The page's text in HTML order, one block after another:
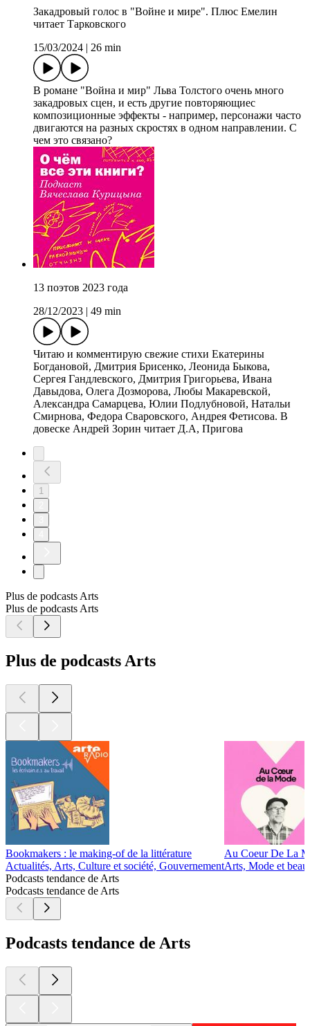
Закадровый голос в "Войне и мире". Плюс Емелин
читает Тарковского
15/03/2024
26 min
В романе "Война и мир" Льва Толстого очень много
закадровых сцен, и есть другие повторяющиес
композиционные эффекты - например, персонажи часто
двигаются на разных скростях в одном направлении. С
чем это связано?
13 поэтов 2023 года
28/12/2023
49 min
Читаю и комментирую свежие стихи Екатерины
Богдановой, Дмитрия Брисенко, Леонида Быкова,
Сергея Гандлевского, Дмитрия Григорьева, Ивана
Давыдова, Олега Дозморова, Любы Макаревской,
Александра Самарцева, Юлии Подлубновой, Натальи
Смирнова, Федора Сваровского, Андрея Фетисова. В
довеске Андрей Зорин читает Д.А, Пригова
1
Plus de podcasts Arts
Plus de podcasts Arts
Plus de podcasts Arts
Bookmakers : le making-of de la littérature
Actualités, Arts, Culture et société, Gouvernement
Au Coeur De La
Arts, Mode et
Podcasts tendance de Arts
Podcasts tendance de Arts
Podcasts tendance de Arts